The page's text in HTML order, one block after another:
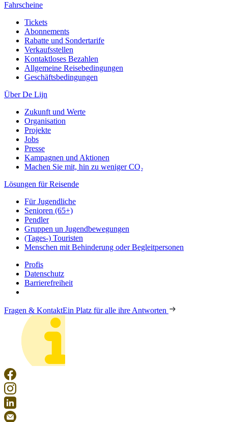
Fahrscheine
Tickets
Abonnements
Rabatte und Sondertarife
Verkaufsstellen
Kontaktloses Bezahlen
Allgemeine Reisebedingungen
Geschäftsbedingungen
Über De Lijn
Zukunft und Werte
Organisation
Projekte
Jobs
Presse
Kampagnen und Aktionen
Machen Sie mit, hin zu weniger CO₂
Lösungen für Reisende
Für Jugendliche
Senioren (65+)
Pendler
Gruppen un Jugendbewegungen
(Tages-) Touristen
Menschen mit Behinderung oder Begleitpersonen
Profis
Datenschutz
Barrierefreiheit
Fragen & KontaktEin Platz für alle ihre Antworten